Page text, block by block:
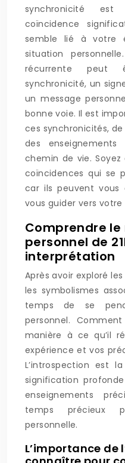
synchronicité
coïncidence
semble lié à votre
situation
récurrente
synchronicité, un
un message
bonne voie. Il est
ces synchronicités,
des
chemin de vie.
coïncidences qui se
car ils peuvent vous
vous guider vers votre
Comprendre le
personnel de
interprétation
Après avoir exploré
les symbolismes
temps de se
personnel.
manière à ce qu’il
expérience et vos
L’introspection est
signification
enseignements
temps précieux
personnelle.
L’importance de